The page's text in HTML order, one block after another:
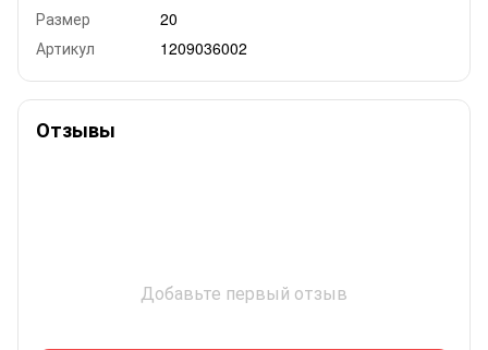
Размер
20
Артикул
1209036002
Отзывы
Добавьте первый отзыв